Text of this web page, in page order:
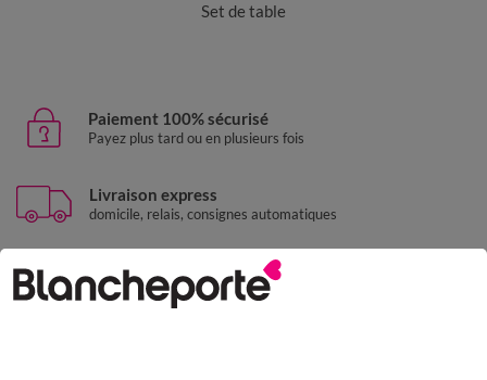
Set de table
Paiement 100% sécurisé
Payez plus tard ou en plusieurs fois
Livraison express
domicile, relais, consignes automatiques
Retours gratuits
sous 30 jours avec Mondial Relay uniquement